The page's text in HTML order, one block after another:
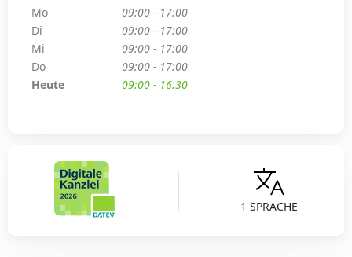
1 SPRACHE
Mo
09:00 - 17:00
Di
09:00 - 17:00
Mi
09:00 - 17:00
Do
09:00 - 17:00
Heute
09:00 - 16:30